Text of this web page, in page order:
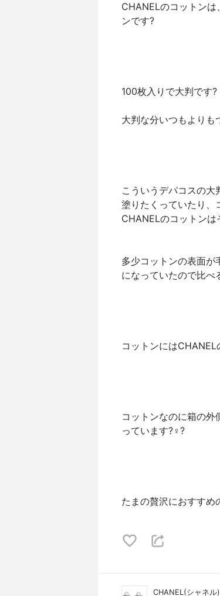
CHANELのコットンは
ンです?
100枚入りで大判です?
大判な分いつもよりも
こういうデパコスの
塗りたくっていたり、
CHANELのコットン
多少コットンの表面が
になっていたので比べ
コットンには
コットンなのに箱の
っています?‍♀️?
たまの贅沢におすす
CHANEL(シャネル)